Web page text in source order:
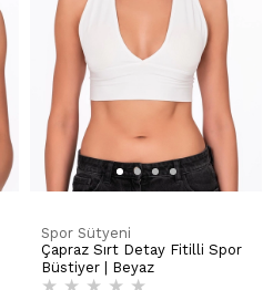
Spor Sütyeni
Çapraz Sırt Detay Fitilli Spor
Büstiyer | Beyaz
★ ★ ★ ★ ★